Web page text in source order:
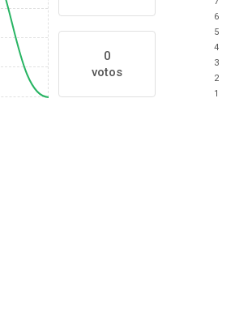
0
votos
6
5
4
3
2
1